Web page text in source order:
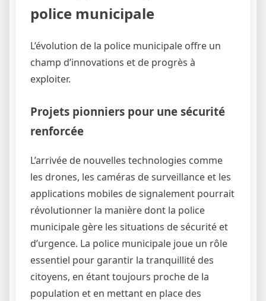
police municipale
L’évolution de la police municipale offre un
champ d’innovations et de progrès à
exploiter.
Projets pionniers pour une sécurité
renforcée
L’arrivée de nouvelles technologies comme
les drones, les caméras de surveillance et les
applications mobiles de signalement pourrait
révolutionner la manière dont la police
municipale gère les situations de sécurité et
d’urgence. La police municipale joue un rôle
essentiel pour garantir la tranquillité des
citoyens, en étant toujours proche de la
population et en mettant en place des